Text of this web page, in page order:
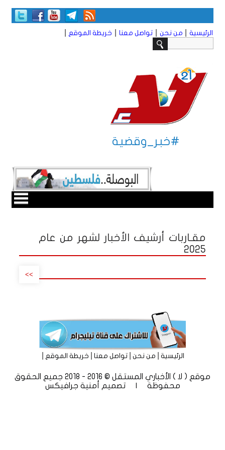
الرئيسية من نحن تواصل معنا خريطة الموقع
#خبر_وقضية
مقـاربات أرشيف الأخبار لشهر من عام
2025
>>
الرئيسية|من نحن|تواصل معنا|خريطة الموقع
موقع ( لا ) الأخباري المستقل © 2016 - 2018 جميع الحقوق
محفوظة | تصميم
أمنية جرافيكس